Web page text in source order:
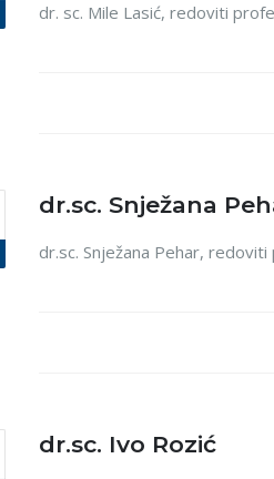
dr. sc. Mile Lasić, redoviti
dr.sc. Snježana
dr.sc. Snježana Pehar,
dr.sc. Ivo Rozić